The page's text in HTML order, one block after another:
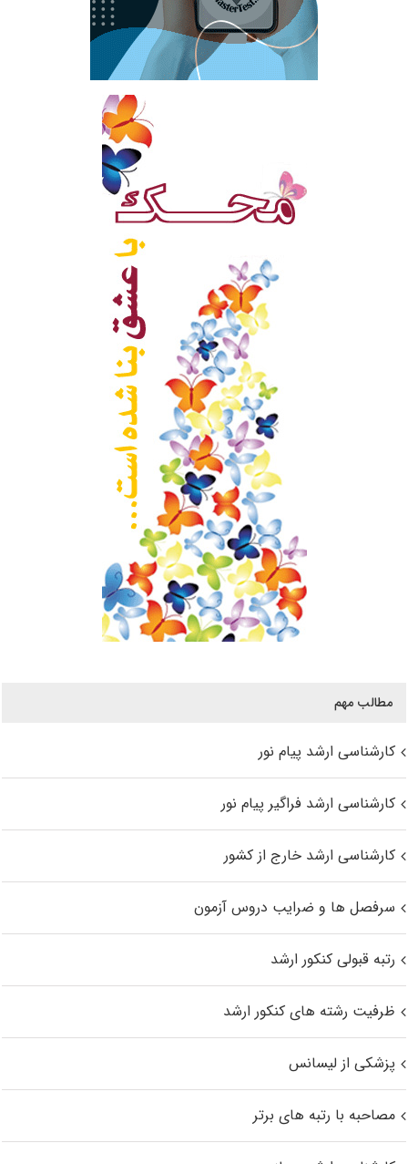
مطالب مهم
کارشناسی ارشد پیام نور
کارشناسی ارشد فراگیر پیام نور
کارشناسی ارشد خارج از کشور
سرفصل ها و ضرایب دروس آزمون
رتبه قبولی کنکور ارشد
ظرفیت رشته های کنکور ارشد
پزشکی از لیسانس
مصاحبه با رتبه های برتر